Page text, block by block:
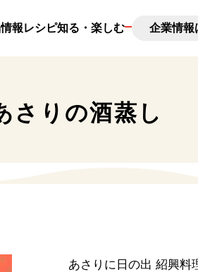
報レシピ知る・楽しむ
日の出の想い出
企業情報
さりの酒蒸し
あさりに日の出 紹興料